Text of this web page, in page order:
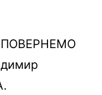
ПОВЕРНЕМО